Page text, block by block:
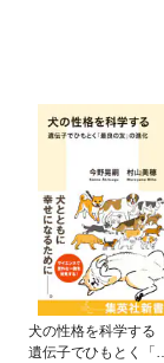
犬の性格を科学する
遺伝子でひもとく「最